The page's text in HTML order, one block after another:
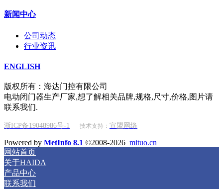
新闻中心
公司动态
行业资讯
ENGLISH
版权所有：海达门控有限公司
电动闭门器生产厂家,想了解相关品牌,规格,尺寸,价格,图片请
联系我们.
浙ICP备19048986号-1 技术支持： 宣盟网络
Powered by MetInfo 8.1 ©2008-2026 mituo.cn
网站首页
关于HAIDA
产品中心
联系我们